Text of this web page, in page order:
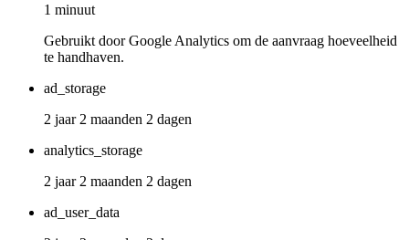
1 minuut
Gebruikt door Google Analytics om de aanvraag hoeveelheid
te handhaven.
ad_storage
2 jaar 2 maanden 2 dagen
analytics_storage
2 jaar 2 maanden 2 dagen
ad_user_data